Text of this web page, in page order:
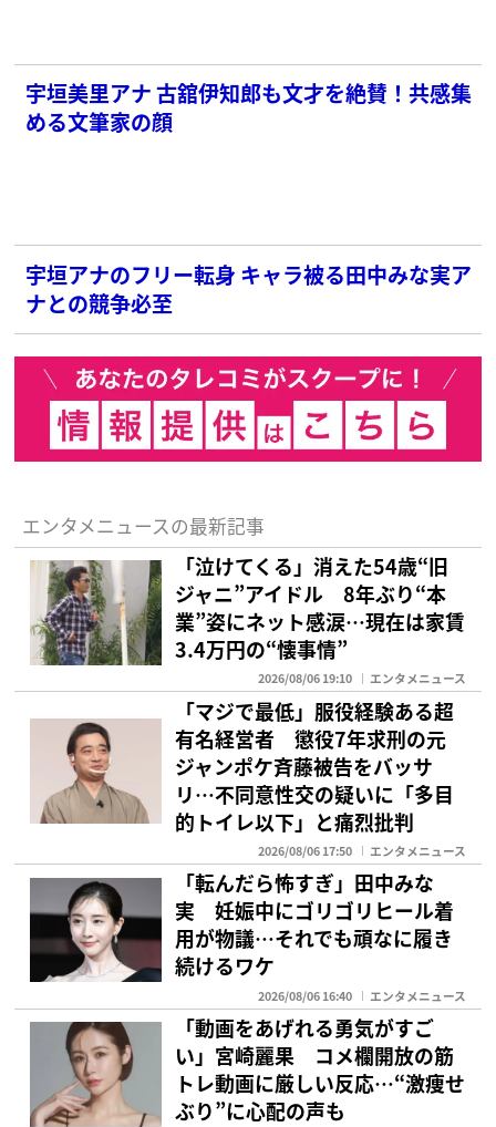
宇垣美里アナ 古舘伊知郎も文才を絶賛！共感集
める文筆家の顔
宇垣アナのフリー転身 キャラ被る田中みな実ア
ナとの競争必至
エンタメニュースの最新記事
「泣けてくる」消えた54歳“旧
ジャニ”アイドル 8年ぶり“本
業”姿にネット感涙…現在は家賃
3.4万円の“懐事情”
2026/08/06 19:10 エンタメニュース
「マジで最低」服役経験ある超
有名経営者 懲役7年求刑の元
ジャンポケ斉藤被告をバッサ
リ…不同意性交の疑いに「多目
的トイレ以下」と痛烈批判
2026/08/06 17:50 エンタメニュース
「転んだら怖すぎ」田中みな
実 妊娠中にゴリゴリヒール着
用が物議…それでも頑なに履き
続けるワケ
2026/08/06 16:40 エンタメニュース
「動画をあげれる勇気がすご
い」宮崎麗果 コメ欄開放の筋
トレ動画に厳しい反応…“激痩せ
ぶり”に心配の声も